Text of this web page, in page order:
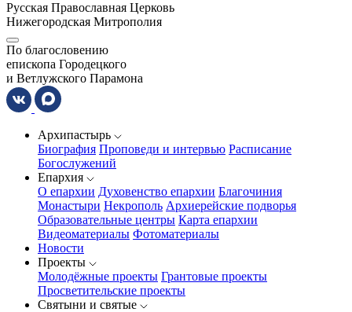
Русская Православная Церковь
Нижегородская Митрополия
По благословению
епископа Городецкого
и Ветлужского Парамона
Архипастырь
Биография Проповеди и интервью Расписание
Богослужений
Епархия
О епархии Духовенство епархии Благочиния
Монастыри Некрополь Архиерейские подворья
Образовательные центры Карта епархии
Видеоматериалы Фотоматериалы
Новости
Проекты
Молодёжные проекты Грантовые проекты
Просветительские проекты
Святыни и святые